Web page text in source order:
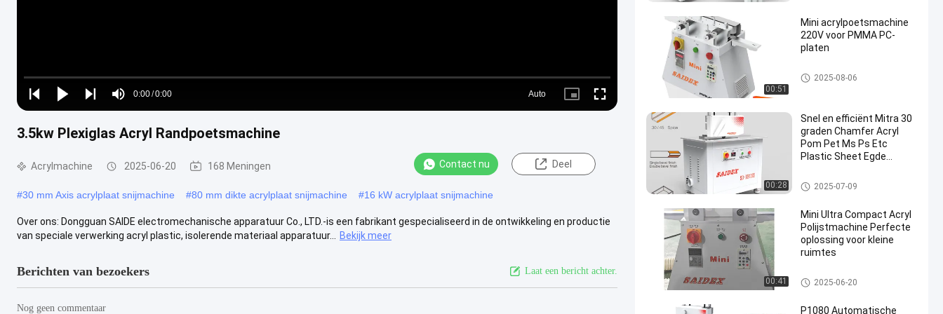
Play
Play
Play
Mute
Time
0:00/0:00
Loaded:
0%
Auto
Picture- Fullscreen
3.5kw Plexiglas Acryl Randpoetsmachine
Acrylmachine 2025-06-20 168 Meningen Contact nu Deel
#30 mm Axis acrylplaat snijmachine #80 mm dikte acrylplaat snijmachine #16 kW acrylplaat snijmachine
Over ons: Dongguan SAIDE electromechanische apparatuur Co., LTD.-is een fabrikant gespecialiseerd in de ontwikkeling en productie
van speciale verwerking acryl plastic, isolerende materiaal apparatuur...
Bekijk meer
Berichten van bezoekers Laat een bericht achter.
Nog geen commentaar
00:51
Mini acrylpoetsmachine
220V voor PMMA PC-
platen
Acrylmachine
2025-08-06
00:28
Snel en efficiënt Mitra 30
graden Chamfer Acryl
Pom Pet Ms Ps Etc
Plastic Sheet Egde
Acryl in orde makende machin
e
2025-07-09
00:41
Mini Ultra Compact Acryl
Polijstmachine Perfecte
oplossing voor kleine
ruimtes
Acrylmachine
2025-06-20
P1080 Automatische